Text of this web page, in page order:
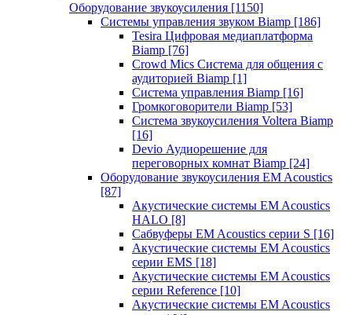
Оборудование звукоусиления [1150]
Системы управления звуком Biamp [186]
Tesira Цифровая медиаплатформа
Biamp [76]
Crowd Mics Система для общения с
аудиторией Biamp [1]
Система управления Biamp [16]
Громкоговорители Biamp [53]
Система звукоусиления Voltera Biamp
[16]
Devio Аудиорешение для
переговорных комнат Biamp [24]
Оборудование звукоусиления EM Acoustics
[87]
Акустические системы EM Acoustics
HALO [8]
Сабвуферы EM Acoustics серии S [16]
Акустические системы EM Acoustics
серии EMS [18]
Акустические системы EM Acoustics
серии Reference [10]
Акустические системы EM Acoustics